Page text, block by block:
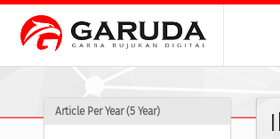
Article Per Year (5 Year)